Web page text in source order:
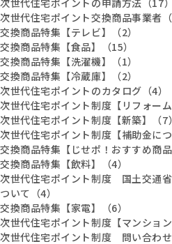
次世代住宅ポイントの申請方法（17）
次世代住宅ポイント交換商品事業者（
交換商品特集【テレビ】（2）
交換商品特集【食品】（15）
交換商品特集【洗濯機】（1）
交換商品特集【冷蔵庫】（2）
次世代住宅ポイントのカタログ（4）
次世代住宅ポイント制度【リフォーム
次世代住宅ポイント制度【新築】（7）
次世代住宅ポイント制度【補助金につ
交換商品特集【じせポ！おすすめ商品
交換商品特集【飲料】（4）
次世代住宅ポイント制度 国土交通
ついて（4）
交換商品特集【家電】（6）
次世代住宅ポイント制度【マンション
次世代住宅ポイント制度 問い合わせ